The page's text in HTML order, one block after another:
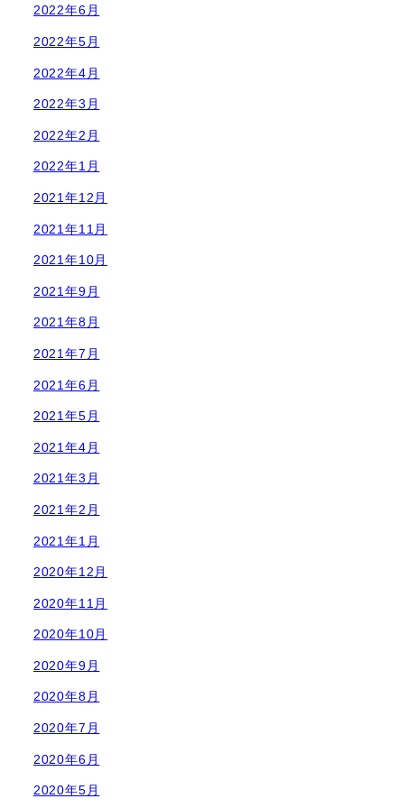
2022年6月
2022年5月
2022年4月
2022年3月
2022年2月
2022年1月
2021年12月
2021年11月
2021年10月
2021年9月
2021年8月
2021年7月
2021年6月
2021年5月
2021年4月
2021年3月
2021年2月
2021年1月
2020年12月
2020年11月
2020年10月
2020年9月
2020年8月
2020年7月
2020年6月
2020年5月